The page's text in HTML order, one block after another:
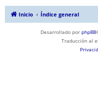
Inicio Índice general
Desarrollado por phpBB
Traducción al